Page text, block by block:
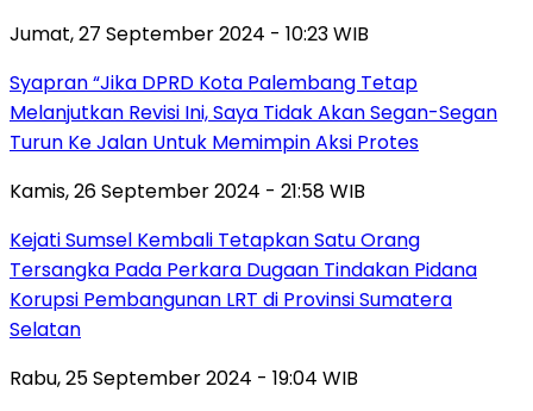
Jumat, 27 September 2024 - 10:23 WIB
Syapran “Jika DPRD Kota Palembang Tetap
Melanjutkan Revisi Ini, Saya Tidak Akan Segan-Segan
Turun Ke Jalan Untuk Memimpin Aksi Protes
Kamis, 26 September 2024 - 21:58 WIB
Kejati Sumsel Kembali Tetapkan Satu Orang
Tersangka Pada Perkara Dugaan Tindakan Pidana
Korupsi Pembangunan LRT di Provinsi Sumatera
Selatan
Rabu, 25 September 2024 - 19:04 WIB